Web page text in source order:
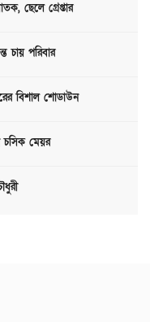
ছেলে গ্রেপ্তার
চায় পরিবার
বিশাল শোডাউন
চসিক মেয়র